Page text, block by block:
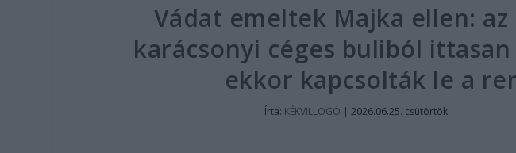
Vádat emeltek Majka ellen: az
karácsonyi céges buliból
ekkor kapcsolták le a
Írta: KÉKVILLOGÓ | 2026.06.25. csütörtök